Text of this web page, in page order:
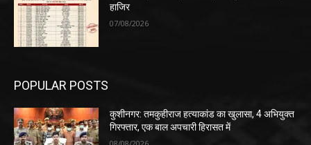
हाजिर
07/08/2026
POPULAR POSTS
कुशीनगर: तमकुहीराज हत्याकांड का खुलासा, 4 अभियुक्त
गिरफ्तार, एक बाल अपचारी हिरासत में